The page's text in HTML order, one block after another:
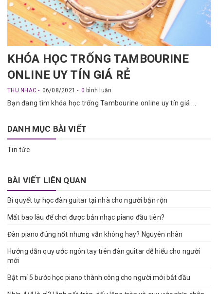
KHÓA HỌC TRỐNG TAMBOURINE
ONLINE UY TÍN GIÁ RẺ
THU NHẠC 06/08/2021 0 bình luận
Bạn đang tìm khóa học trống Tambourine online uy tín giá ...
DANH MỤC BÀI VIẾT
Tin tức
BÀI VIẾT LIÊN QUAN
Bí quyết tự học đàn guitar tại nhà cho người bận rộn
Mất bao lâu để chơi được bản nhạc piano đầu tiên?
Đàn piano đúng nốt nhưng vẫn không hay? Nguyên nhân
Hướng dẫn quy ước ngón tay trên đàn guitar dễ hiểu cho người
mới
Bật mí 5 bước học piano thành công cho người mới bắt đầu